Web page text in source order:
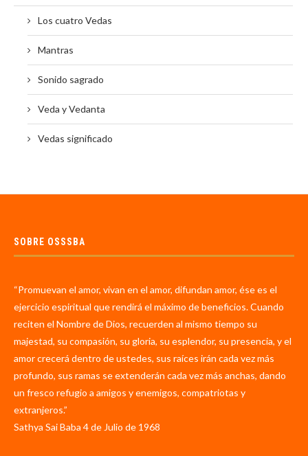
Los cuatro Vedas
Mantras
Sonido sagrado
Veda y Vedanta
Vedas significado
SOBRE OSSSBA
“Promuevan el amor, vivan en el amor, difundan amor, ése es el
ejercicio espiritual que rendirá el máximo de beneficios. Cuando
reciten el Nombre de Dios, recuerden al mismo tiempo su
majestad, su compasión, su gloria, su esplendor, su presencia, y el
amor crecerá dentro de ustedes, sus raíces irán cada vez más
profundo, sus ramas se extenderán cada vez más anchas, dando
un fresco refugio a amigos y enemigos, compatriotas y
extranjeros.”
Sathya Sai Baba 4 de Julio de 1968